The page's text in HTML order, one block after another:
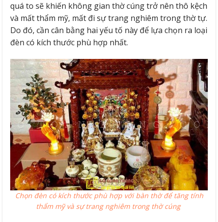
quá to sẽ khiến không gian thờ cúng trở nên thô kệch
và mất thẩm mỹ, mất đi sự trang nghiêm trong thờ tự.
Do đó, cần cân bằng hai yếu tố này để lựa chọn ra loại
đèn có kích thước phù hợp nhất.
Chọn đèn có kích thước phù hợp với bàn thờ để tăng tính
thẩm mỹ và sự trang nghiêm trong thờ cúng